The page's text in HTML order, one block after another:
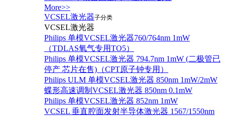
More>>
VCSEL激光器子分类
VCSEL激光器
Philips 单模VCSEL激光器760/764nm 1mW
（TDLAS氧气专用TO5）
Philips 单模VCSEL激光器 794.7nm 1mW (二极管已
停产 芯片在售)（CPT原子钟专用）
Philips ULM 单模VCSEL激光器 850nm 1mW/2mW
蝶形高速调制VCSEL激光器 850nm 0.1mW
Philips 单模VCSEL激光器 852nm 1mW
VCSEL 垂直腔面发射半导体激光器 1567/1550nm